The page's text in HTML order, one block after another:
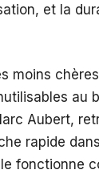
et la
moins
au
Aubert,
rapide
fonctionne